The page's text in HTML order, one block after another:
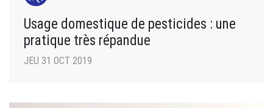
Usage domestique de pesticides : une
pratique très répandue
JEU 31 OCT 2019